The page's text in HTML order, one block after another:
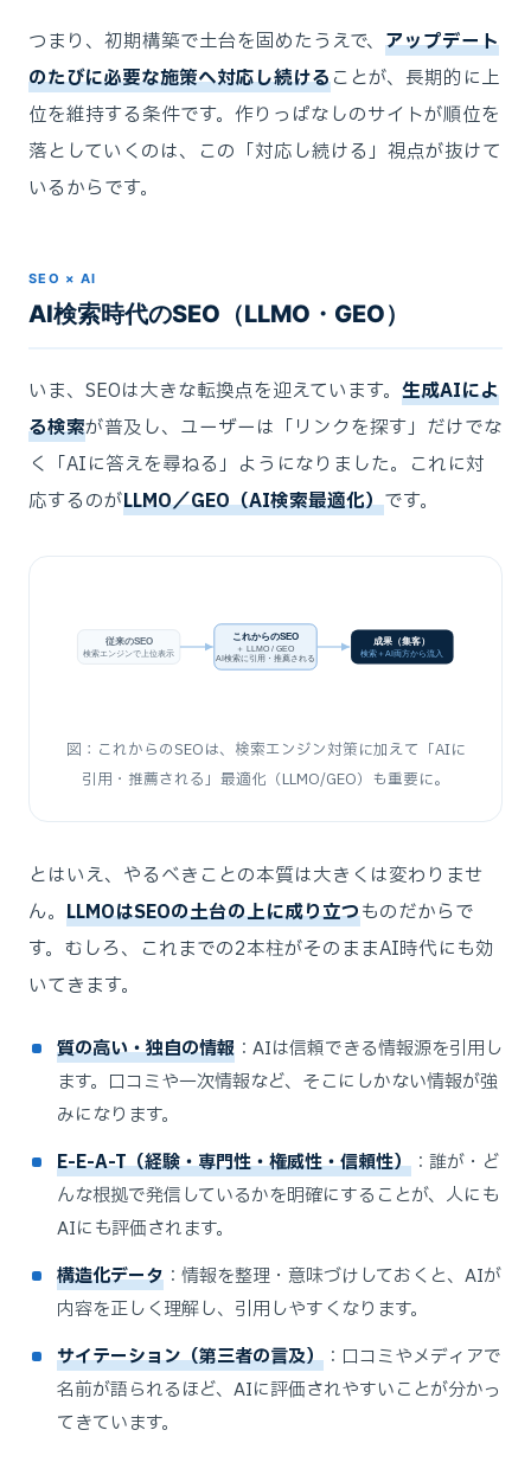
つまり、初期構築で土台を固めたうえで、 アップデート
のたびに必要な施策へ対応し続けることが、長期的に上
位を維持する条件です。作りっぱなしのサイトが順位を
落としていくのは、この「対応し続ける」視点が抜けて
いるからです。
SEO × AI
AI検索時代のSEO（LLMO・GEO）
いま、SEOは大きな転換点を迎えています。 生成AIによ
る検索が普及し、ユーザーは「リンクを探す」だけでな
く「AIに答えを尋ねる」ようになりました。これに対
応するのがLLMO／GEO（AI検索最適化）です。
従来のSEO
検索エンジンで上位表示
これからのSEO
＋ LLMO / GEO
AI検索に引用・推薦される
成果（集客）
検索＋AI両方から流入
図：これからのSEOは、検索エンジン対策に加えて「AIに
引用・推薦される」最適化（LLMO/GEO）も重要に。
とはいえ、やるべきことの本質は大きくは変わりませ
ん。 LLMOはSEOの土台の上に成り立つものだからで
す。むしろ、これまでの2本柱がそのままAI時代にも効
いてきます。
質の高い・独自の情報 ：AIは信頼できる情報源を引用し
ます。口コミや一次情報など、そこにしかない情報が強
みになります。
E-E-A-T（経験・専門性・権威性・信頼性） ：誰が・ど
んな根拠で発信しているかを明確にすることが、人にも
AIにも評価されます。
構造化データ ：情報を整理・意味づけしておくと、AIが
内容を正しく理解し、引用しやすくなります。
サイテーション（第三者の言及） ：口コミやメディアで
名前が語られるほど、AIに評価されやすいことが分かっ
てきています。